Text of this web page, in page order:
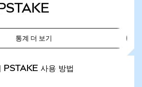
통계 더 보기
사용 방법